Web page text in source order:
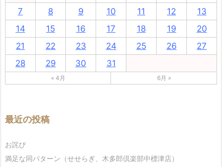
7
8 9 10 11 12
13
14
15 16 17 18 19
20
21
22 23 24 25 26
27
28
29 30 31
« 4月 6月 »
最近の投稿
お詫び
満足な同パターン（せせらぎ、木多郎倶楽部中標津店）